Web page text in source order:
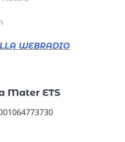
WEBRADIO
Mater ETS